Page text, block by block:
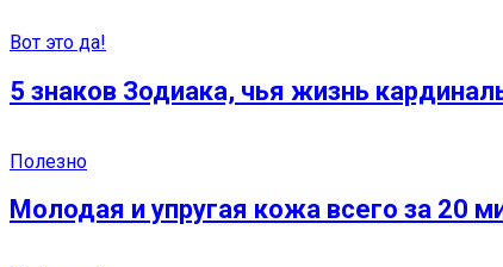
Вот это да!
5 знаков Зодиака, чья жизнь
Полезно
Молодая и упругая кожа всего за 20